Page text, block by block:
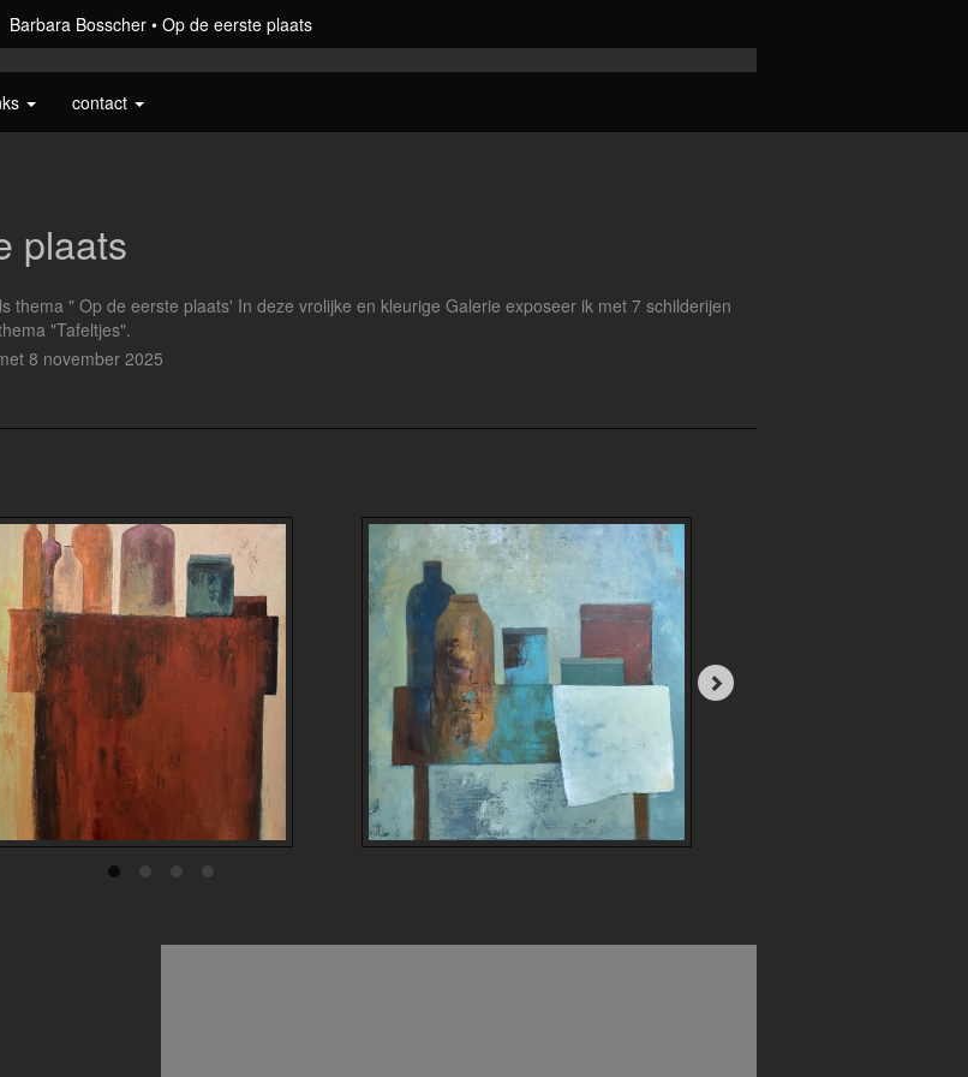
Barbara Bosscher Op de eerste plaats
contact
plaats
thema " Op de eerste plaats' In deze vrolijke en kleurige Galerie exposeer ik met 7 schilderijen
"Tafeltjes".
8 november 2025